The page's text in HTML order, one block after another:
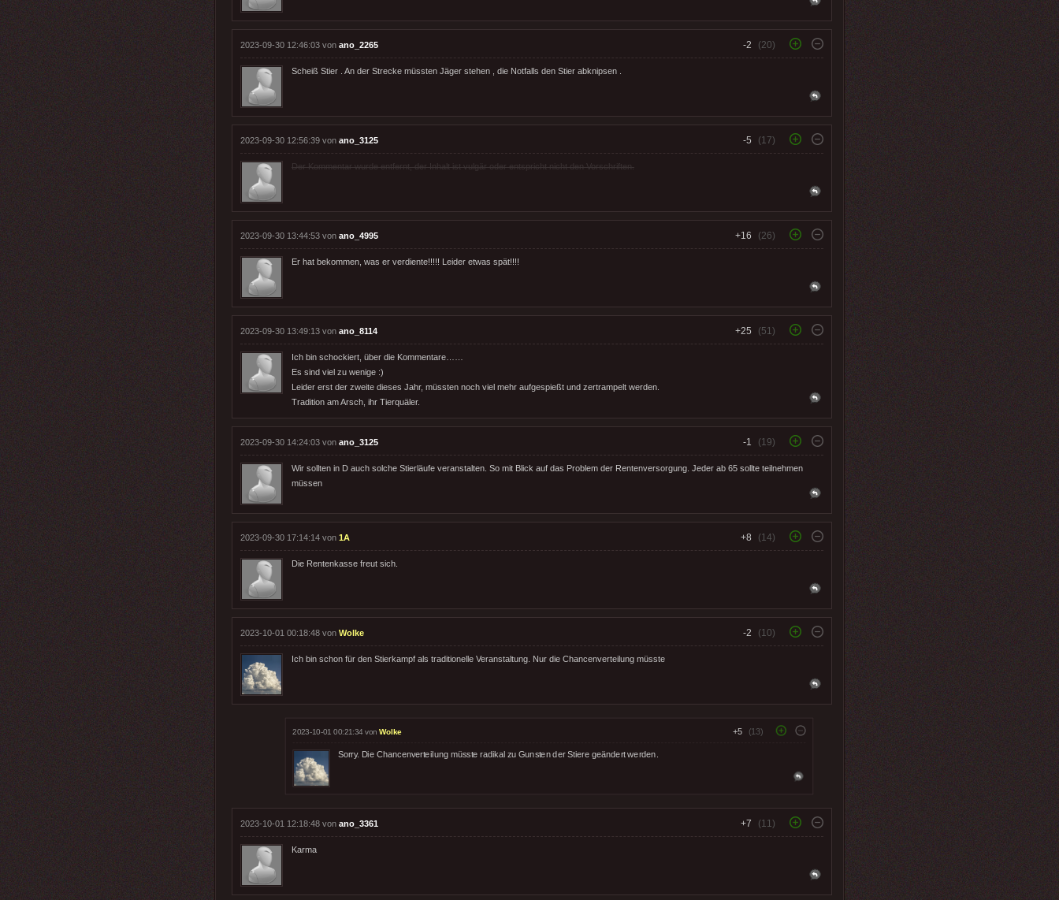
2023-09-30 12:46:03 von ano_2265 -2 (20)
Scheiß Stier . An der Strecke müssten Jäger stehen , die Notfalls den Stier abknipsen .
2023-09-30 12:56:39 von ano_3125 -5 (17)
Der Kommentar wurde entfernt, der Inhalt ist vulgär oder entspricht nicht den Vorschriften.
2023-09-30 13:44:53 von ano_4995 +16 (26)
Er hat bekommen, was er verdiente!!!!! Leider etwas spät!!!!
2023-09-30 13:49:13 von ano_8114 +25 (51)
Ich bin schockiert, über die Kommentare……
Es sind viel zu wenige :)
Leider erst der zweite dieses Jahr, müssten noch viel mehr aufgespießt und zertrampelt werden.
Tradition am Arsch, ihr Tierquäler.
2023-09-30 14:24:03 von ano_3125 -1 (19)
Wir sollten in D auch solche Stierläufe veranstalten. So mit Blick auf das Problem der Rentenversorgung. Jeder ab 65 sollte teilnehmen
müssen
2023-09-30 17:14:14 von 1A +8 (14)
Die Rentenkasse freut sich.
2023-10-01 00:18:48 von Wolke -2 (10)
Ich bin schon für den Stierkampf als traditionelle Veranstaltung. Nur die Chancenverteilung müsste
2023-10-01 00:21:34 vonWolke +5 (13)
Sorry. Die Chancenverteilung müsste radikal zu Gunsten der Stiere geändert werden.
2023-10-01 12:18:48 von ano_3361 +7 (11)
Karma